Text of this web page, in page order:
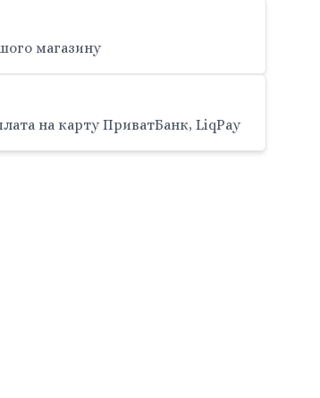
магазину
на карту ПриватБанк, LiqPay